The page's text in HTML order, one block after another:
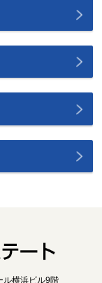
ル横浜ビル9階